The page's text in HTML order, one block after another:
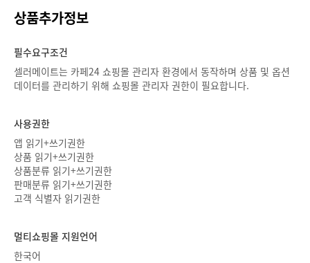
상품추가정보
필수요구조건
셀러메이트는 카페24 쇼핑몰 관리자 환경에서 동작하며 상품 및 옵션
데이터를 관리하기 위해 쇼핑몰 관리자 권한이 필요합니다.
사용권한
앱 읽기+쓰기권한
상품 읽기+쓰기권한
상품분류 읽기+쓰기권한
판매분류 읽기+쓰기권한
고객 식별자 읽기권한
멀티쇼핑몰 지원언어
한국어